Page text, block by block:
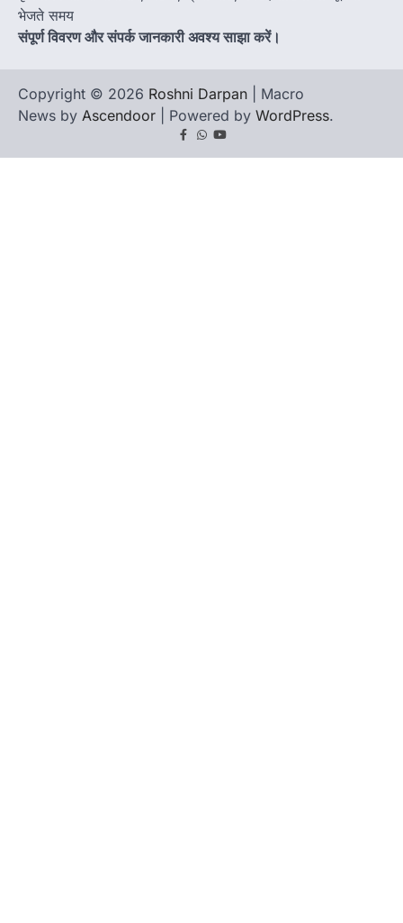
भेजते समय
संपूर्ण विवरण और संपर्क जानकारी अवश्य साझा करें।
Copyright © 2026 Roshni Darpan | Macro
News by Ascendoor | Powered by WordPress.
Facebook
Whatsapp
youtube